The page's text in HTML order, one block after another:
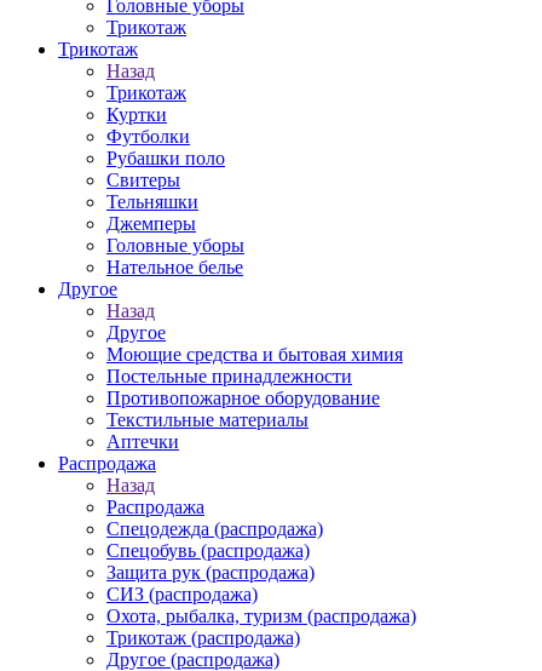
Головные уборы
Трикотаж
Трикотаж
Назад
Трикотаж
Куртки
Футболки
Рубашки поло
Свитеры
Тельняшки
Джемперы
Головные уборы
Нательное белье
Другое
Назад
Другое
Моющие средства и бытовая химия
Постельные принадлежности
Противопожарное оборудование
Текстильные материалы
Аптечки
Распродажа
Назад
Распродажа
Спецодежда (распродажа)
Спецобувь (распродажа)
Защита рук (распродажа)
СИЗ (распродажа)
Охота, рыбалка, туризм (распродажа)
Трикотаж (распродажа)
Другое (распродажа)